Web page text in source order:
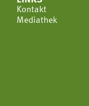
Kontakt
Mediathek